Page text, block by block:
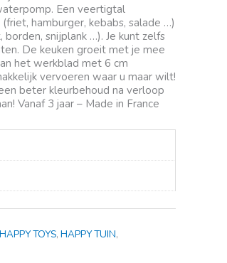
Een veertigtal
hamburger, kebabs, salade …)
snijplank …). Je kunt zelfs
De keuken groeit met je mee
het werkblad met 6 cm
vervoeren waar u maar wilt!
beter kleurbehoud na verloop
Vanaf 3 jaar – Made in France
HAPPY TOYS, HAPPY TUIN,